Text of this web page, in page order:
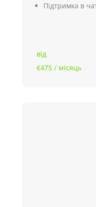
Підтримка в
від
€475/ місяць